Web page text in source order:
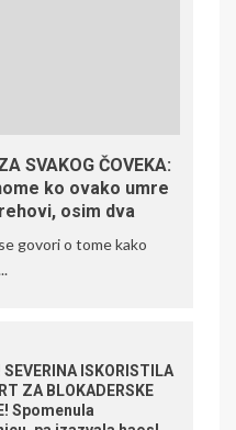
SVAKOG ČOVEKA:
ko ovako umre
osim dva
govori o tome kako
SEVERINA ISKORISTILA
ZA BLOKADERSKE
Spomenula